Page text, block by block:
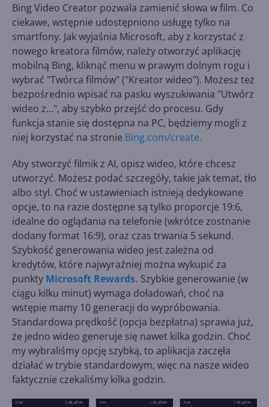
Bing Video Creator pozwala zamienić słowa w film. Co
ciekawe, wstępnie udostępniono usługę tylko na
smartfony. Jak wyjaśnia Microsoft, aby z korzystać z
nowego kreatora filmów, należy otworzyć aplikację
mobilną Bing, kliknąć menu w prawym dolnym rogu i
wybrać "Twórca filmów" ("Kreator wideo"). Możesz też
bezpośrednio wpisać na pasku wyszukiwania "Utwórz
wideo z...", aby szybko przejść do procesu. Gdy
funkcja stanie się dostępna na PC, będziemy mogli z
niej korzystać na stronie Bing.com/create.
Aby stworzyć filmik z AI, opisz wideo, które chcesz
utworzyć. Możesz podać szczegóły, takie jak temat, tło
albo styl. Choć w ustawieniach istnieją dedykowane
opcje, to na razie dostępne są tylko proporcje 19:6,
idealne do oglądania na telefonie (wkrótce zostnanie
dodany format 16:9), oraz czas trwania 5 sekund.
Szybkość generowania wideo jest zależna od
kredytów, które najwyraźniej można wykupić za
punkty Microsoft Rewards. Szybkie generowanie (w
ciągu kilku minut) wymaga doładowań, choć na
wstępie mamy 10 generacji do wypróbowania.
Standardowa prędkość (opcja bezpłatna) sprawia już,
że jedno wideo generuje się nawet kilka godzin. Choć
my wybraliśmy opcję szybką, to aplikacja zaczęła
działać w trybie standardowym, więc na nasze wideo
faktycznie czekaliśmy kilka godzin.